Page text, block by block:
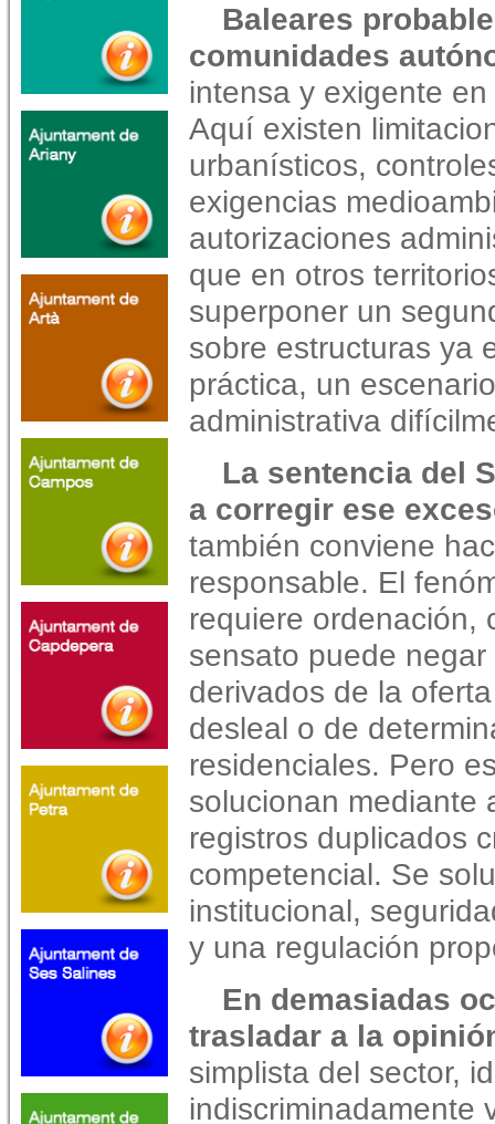
Baleares
comunidades
intensa y exigente
Aquí existen
urbanísticos,
exigencias
autorizaciones
que en otros
superponer un
sobre estructuras ya
práctica, un
administrativa
La sentencia del
a corregir ese
también conviene
responsable. El
requiere ordenación,
sensato puede
derivados de la
desleal o de
residenciales. Pero
solucionan mediante
registros duplicados
competencial. Se
institucional,
y una regulación
En demasiadas
trasladar a la
simplista del sector,
indiscriminadamente